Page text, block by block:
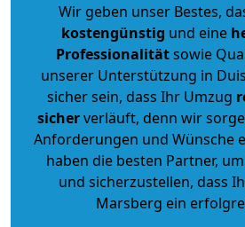
Wir geben unser Bestes,
kostengünstig und eine
Professionalitätsowie
unserer Unterstützung in
sicher sein, dass Ihr Umzug
sicherverläuft, denn wir
Anforderungen und Wünsche
haben die besten Partner,
und sicherzustellen, dass
Marsberg ein